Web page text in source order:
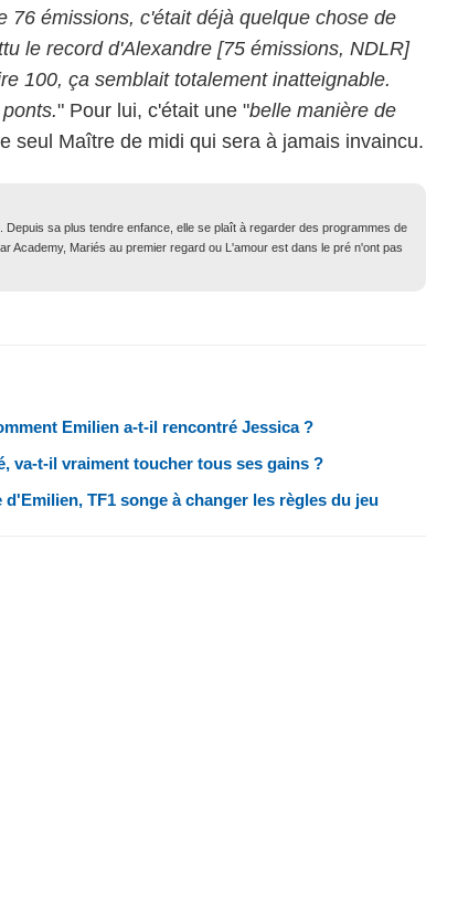
76 émissions, c'était déjà quelque chose de
le record d'Alexandre [75 émissions, NDLR]
100, ça semblait totalement inatteignable.
" Pour lui, c'était une "belle manière de
seul Maître de midi qui sera à jamais invaincu.
Depuis sa plus tendre enfance, elle se plaît à regarder des programmes de
Academy, Mariés au premier regard ou L'amour est dans le pré n'ont pas
Emilien a-t-il rencontré Jessica ?
va-t-il vraiment toucher tous ses gains ?
TF1 songe à changer les règles du jeu